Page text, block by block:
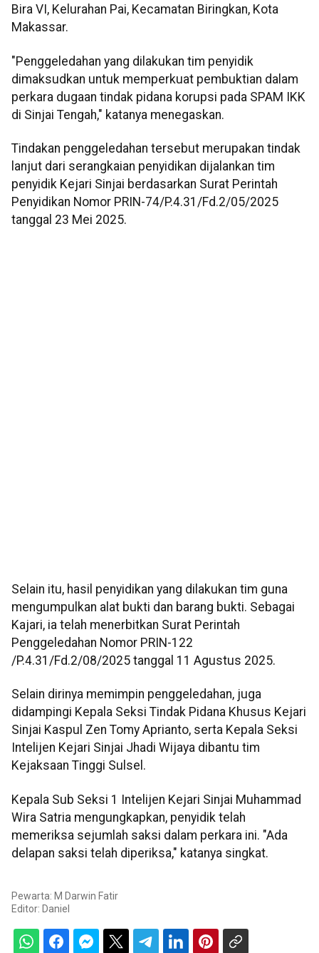
Bira VI, Kelurahan Pai, Kecamatan Biringkan, Kota
Makassar.
"Penggeledahan yang dilakukan tim penyidik
dimaksudkan untuk memperkuat pembuktian dalam
perkara dugaan tindak pidana korupsi pada SPAM IKK
di Sinjai Tengah," katanya menegaskan.
Tindakan penggeledahan tersebut merupakan tindak
lanjut dari serangkaian penyidikan dijalankan tim
penyidik Kejari Sinjai berdasarkan Surat Perintah
Penyidikan Nomor PRIN-74/P.4.31/Fd.2/05/2025
tanggal 23 Mei 2025.
Selain itu, hasil penyidikan yang dilakukan tim guna
mengumpulkan alat bukti dan barang bukti. Sebagai
Kajari, ia telah menerbitkan Surat Perintah
Penggeledahan Nomor PRIN-122
/P.4.31/Fd.2/08/2025 tanggal 11 Agustus 2025.
Selain dirinya memimpin penggeledahan, juga
didampingi Kepala Seksi Tindak Pidana Khusus Kejari
Sinjai Kaspul Zen Tomy Aprianto, serta Kepala Seksi
Intelijen Kejari Sinjai Jhadi Wijaya dibantu tim
Kejaksaan Tinggi Sulsel.
Kepala Sub Seksi 1 Intelijen Kejari Sinjai Muhammad
Wira Satria mengungkapkan, penyidik telah
memeriksa sejumlah saksi dalam perkara ini. "Ada
delapan saksi telah diperiksa," katanya singkat.
Pewarta: M Darwin Fatir
Editor: Daniel